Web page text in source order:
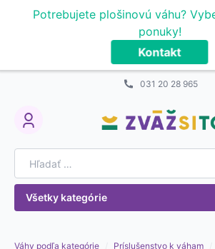
Potrebujete plošinovú váhu?
ponuky!
Kontakt
031 20 28 965
My Account
Všetky kategórie
Váhy podľa kategórie Príslušenstvo k váham